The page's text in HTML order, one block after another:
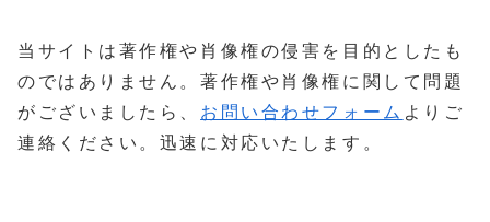
当サイトは著作権や肖像権の侵害を目的としたも
のではありません。著作権や肖像権に関して問題
がございましたら、 お問い合わせフォーム よりご
連絡ください。迅速に対応いたします。